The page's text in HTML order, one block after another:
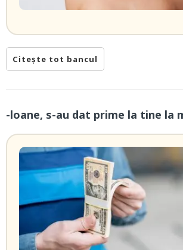
Citește tot bancul
-loane, s-au dat prime la tine la